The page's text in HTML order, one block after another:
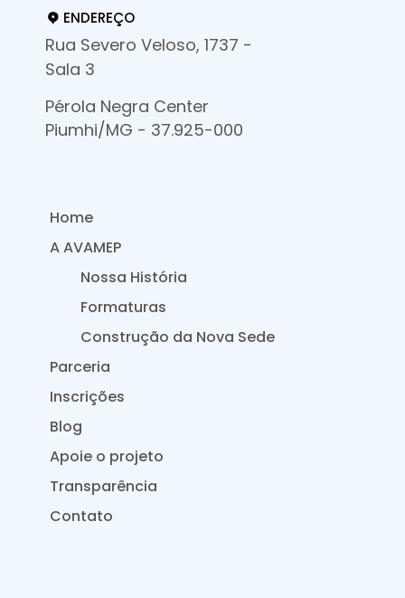
ENDEREÇO
Rua Severo Veloso, 1737 -
Sala 3
Pérola Negra Center
Piumhi/MG - 37.925-000
Home
A AVAMEP
Nossa História
Formaturas
Construção da Nova Sede
Parceria
Inscrições
Blog
Apoie o projeto
Transparência
Contato